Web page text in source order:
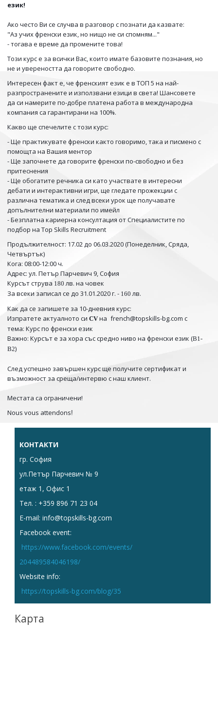
език!
Ако често Ви се случва в разговор с познати да казвате:
"Аз учих френски език, но нищо не си спомням..."
- тогава е време да промените това!
Този курс е за всички Вас, които имате базовите познания, но
не и увереността да говорите свободно.
Интересен факт е, че френският език е в ТОП 5 на най-
разпространените и използвани езици в света! Шансовете
да си намерите по-добре платена работа в международна
компания са гарантирани на 100%.
Какво ще спечелите с този курс:
- Ще практикувате френски както говоримо, така и писмено с
помощта на Вашия ментор
- Ще започнете да говорите френски по-свободно и без
притеснения
- Ще обогатите речника си като участвате в интересни
дебати и интерактивни игри, ще гледате прожекции с
различна тематика и след всеки урок ще получавате
допълнителни материали по имейл
- Безплатна кариерна консултация от Специалистите по
подбор на Top Skills Recruitment
Продължителност: 17.02до 06.03.2020(Понеделник, Сряда,
Четвъртък)
Кога: 08:00-12:00ч.
Адрес: ул. Петър Парчевич 9, София
Курсът струва 180 лв. на човек
За всеки записал се до 31.01.2020г. - 160 лв.
Как да се запишете за 10-дневния курс:
Изпратете актуалното си CVна french@topskills-bg.com с
тема: Курс по френски език
Важно: Курсът е за хора със средно ниво на френски език (B1-
B2)
След успешно завършен курс ще получите сертификат и
възможност за среща/интервю с наш клиент.
Местата са ограничени!
Nous vous attendons!
КОНТАКТИ
гр. София
ул.Петър Парчевич № 9
етаж 1, Офис 1
Тел. : +359 896 71 23 04
E-mail: info@topskills-bg.com
Facebook event:
https://www.facebook.com/events/
204489584046198/
Website info:
https://topskills-bg.com/blog/35
Карта